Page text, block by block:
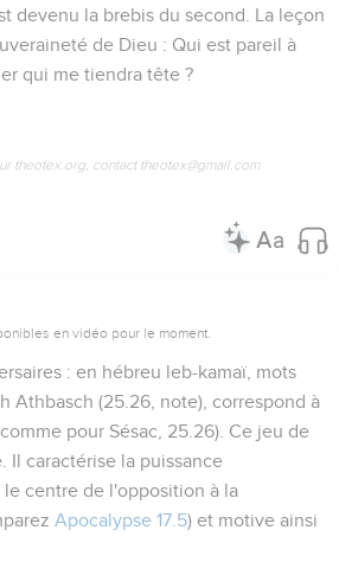
devenu la brebis du second. La leçon
de Dieu : Qui est pareil à
qui me tiendra tête ?
theotex.org, contact theotex@gmail.com
en vidéo pour le moment.
: en hébreu leb-kamaï , mots
Athbasch (25.26 , note), correspond à
pour Sésac 25.26). Ce jeu de
Il caractérise la puissance
centre de l'opposition à la
Apocalypse 17.5) et motive ainsi